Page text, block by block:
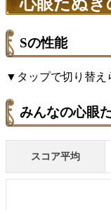
Sの性能
▼タップで切り替え
みんなの心眼